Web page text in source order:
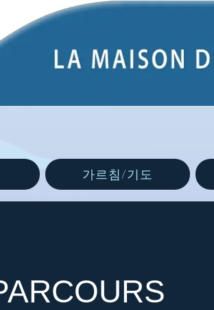
가르침/기도